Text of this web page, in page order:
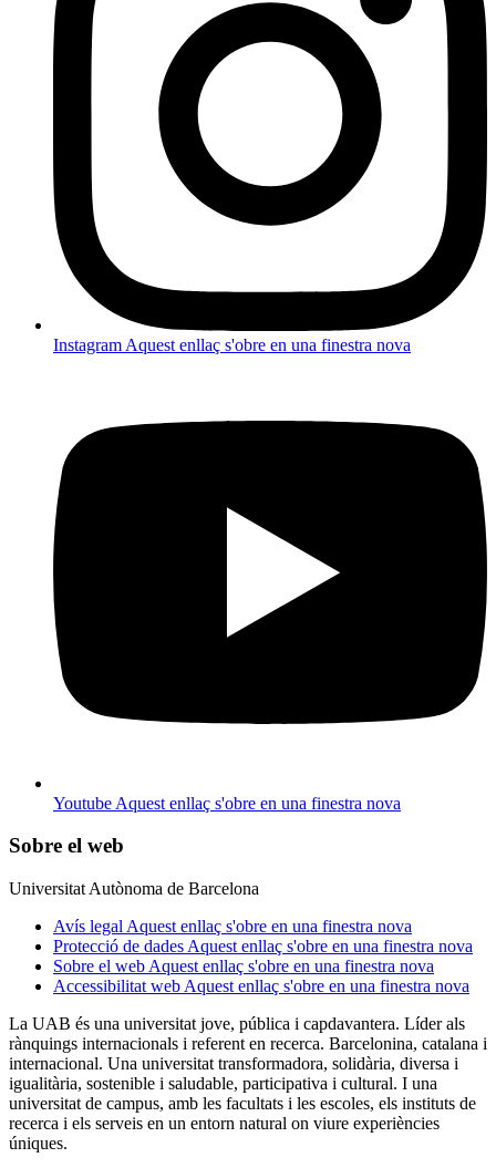
Instagram Aquest enllaç s'obre en una finestra nova
Youtube Aquest enllaç s'obre en una finestra nova
Sobre el web
Universitat Autònoma de Barcelona
Avís legal Aquest enllaç s'obre en una finestra nova
Protecció de dades Aquest enllaç s'obre en una finestra nova
Sobre el web Aquest enllaç s'obre en una finestra nova
Accessibilitat web Aquest enllaç s'obre en una finestra nova
La UAB és una universitat jove, pública i capdavantera. Líder als
rànquings internacionals i referent en recerca. Barcelonina, catalana i
internacional. Una universitat transformadora, solidària, diversa i
igualitària, sostenible i saludable, participativa i cultural. I una
universitat de campus, amb les facultats i les escoles, els instituts de
recerca i els serveis en un entorn natural on viure experiències
úniques.